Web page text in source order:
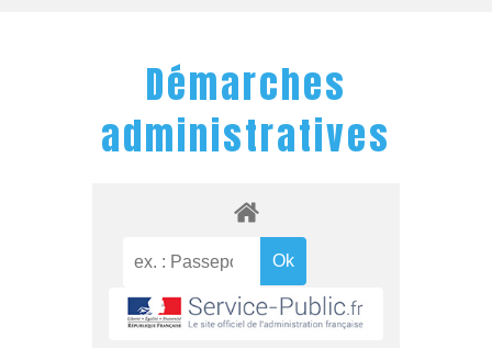
Démarches
administratives